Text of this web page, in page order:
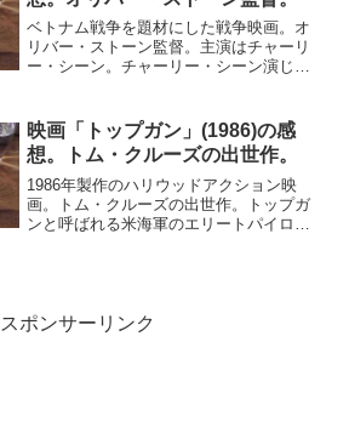
ベトナム戦争を題材にした戦争映画。オ
リバー・ストーン監督。主演はチャーリ
ー・シーン。チャーリー・シーン演じる
赴く。最前線の部隊に配属されベトコン
との戦闘に従事するが、部...
映画「トップガン」(1986)の感
想。トム・クルーズの出世作。
1986年製作のハリウッドアクション映
画。トム・クルーズの出世作。トップガ
ンと呼ばれる米海軍のエリートパイロッ
スポンサーリンク